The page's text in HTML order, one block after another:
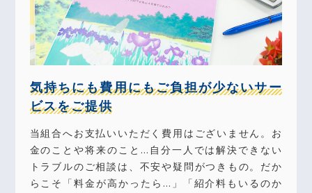
気持ちにも費用にもご負担が少ないサー
ビスをご提供
当組合へお支払いいただく費用はございません。お
金のことや将来のこと…自分一人では解決できない
トラブルのご相談は、不安や疑問がつきもの。だか
らこそ「料金が高かったら…」「紹介料もいるのか